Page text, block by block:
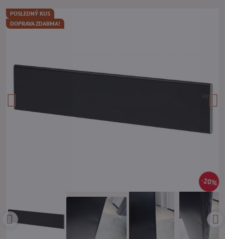
POSLEDNÝ KUS
DOPRAVA ZDARMA!
20%